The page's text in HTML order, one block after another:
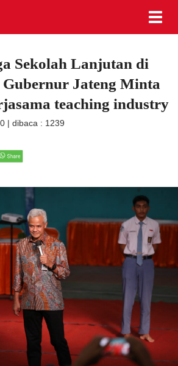
Sekolah Lanjutan di
Jateng Minta
teaching industry
| dibaca : 1239